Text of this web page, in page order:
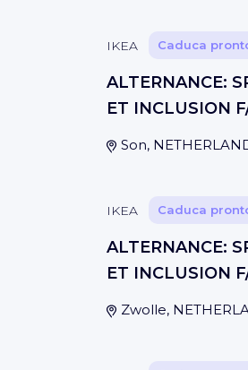
IKEA Caduca
ALTERNANCE:
ET INCLUSION
Son,
IKEA Caduca
ALTERNANCE:
ET INCLUSION
Zwolle,